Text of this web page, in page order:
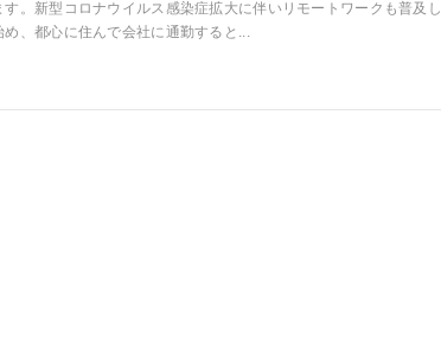
す。新型コロナウイルス感染症拡大に伴いリモートワークも普及し
め、都心に住んで会社に通勤すると...